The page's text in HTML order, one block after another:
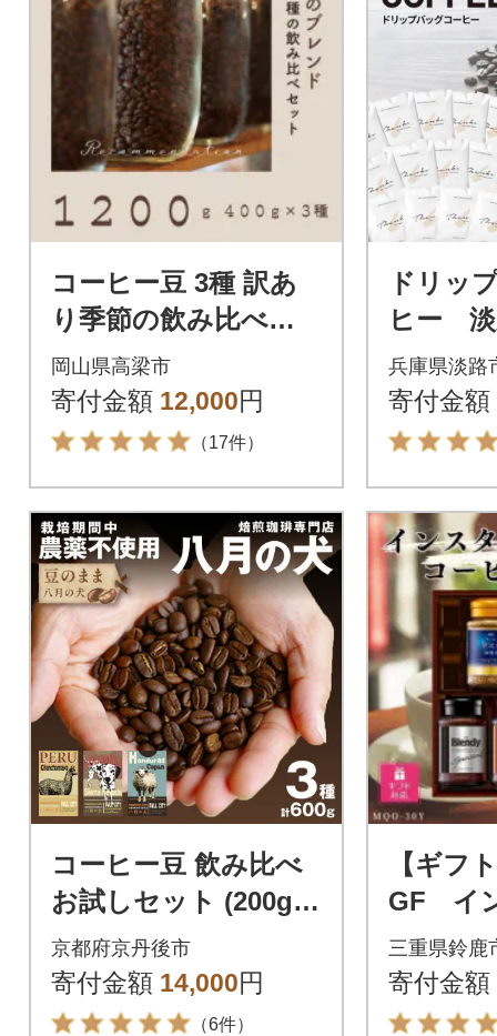
コーヒー豆 3種 訳あ
り季節の飲み比べセ
ット 1200g(200g×6
袋)
岡山県高梁市
寄付金額 12,000円
（17件）
ドリッ
ヒー
と納税
袋 ドリ
グ コ
兵庫県淡路
寄付金額
コーヒー豆 飲み比べ
お試しセット (200gx3
種) 自家焙煎珈琲豆
【栽培期間中農薬不使
用】
京都府京丹後市
寄付金額 14,000円
（6件）
【ギフ
GF イ
ーヒー
り
三重県鈴鹿
寄付金額